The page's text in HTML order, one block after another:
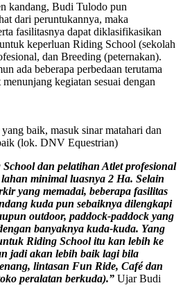
kandang, Budi Tulodo pun
dari peruntukannya, maka
fasilitasnya dapat diklasifikasikan
keperluan Riding School (sekolah
dan Breeding (peternakan).
ada beberapa perbedaan terutama
kegiatan sesuai dengan
baik, masuk sinar matahari dan
(lok. DNV Equestrian)
dan pelatihan Atlet profesional
minimal luasnya 2 Ha. Selain
yang memadai, beberapa fasilitas
kuda pun sebaiknya dilengkapi
outdoor, paddock-paddock yang
banyaknya kuda-kuda. Yang
Riding School itu kan lebih ke
jadi akan lebih baik lagi bila
lintasan Fun Ride, Café dan
peralatan berkuda).” Ujar Budi